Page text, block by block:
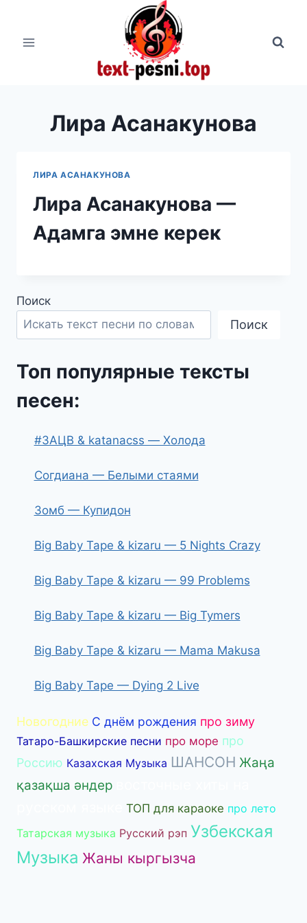
содержимому
Лира Асанакунова
ЛИРА АСАНАКУНОВА
Лира Асанакунова —
Адамга эмне керек
Поиск
Поиск
Топ популярные тексты
песен:
#ЗАЦВ & katanacss — Холода
Согдиана — Белыми стаями
Зомб — Купидон
Big Baby Tape & kizaru — 5 Nights Crazy
Big Baby Tape & kizaru — 99 Problems
Big Baby Tape & kizaru — Big Tymers
Big Baby Tape & kizaru — Mama Makusa
Big Baby Tape — Dying 2 Live
Новогодние С днём рождения про зиму
Татаро-Башкирские песни про море про
Россию Казахская Музыка ШАНСОН Жаңа
қазақша әндер
ТОП для караоке про лето
Татарская музыка Русский рэп Узбекская
Музыка Жаны кыргызча